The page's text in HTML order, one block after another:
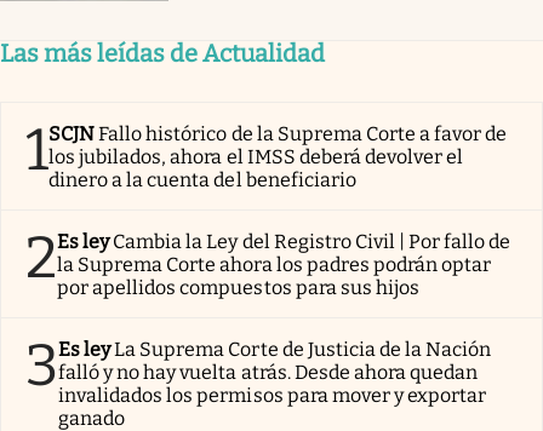
Las más leídas de Actualidad
1SCJNFallo histórico de la Suprema Corte a favor de
los jubilados, ahora el IMSS deberá devolver el
dinero a la cuenta del beneficiario
2Es ley Cambia la Ley del Registro Civil | Por fallo de
la Suprema Corte ahora los padres podrán optar
por apellidos compuestos para sus hijos
3Es leyLa Suprema Corte de Justicia de la Nación
falló y no hay vuelta atrás. Desde ahora quedan
invalidados los permisos para mover y exportar
ganado